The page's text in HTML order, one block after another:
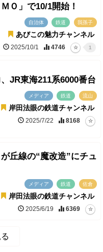
Ｏ」で10/1開始！
自治体 鉄道 我孫子
あびこの魅力チャンネル
2025/10/1 4746 1
JR東海211系6000番台
メディア 鉄道 流山
岸田法眼の鉄道チャンネル
2025/7/22 8168
丘線の“魔改造”にチュ
メディア 鉄道 佐倉
岸田法眼の鉄道チャンネル
2025/6/19 6369